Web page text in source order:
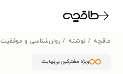
طاقچه نوشته روان‌شناسی و موفقیت
ویژه مشترکین بی‌نهایت